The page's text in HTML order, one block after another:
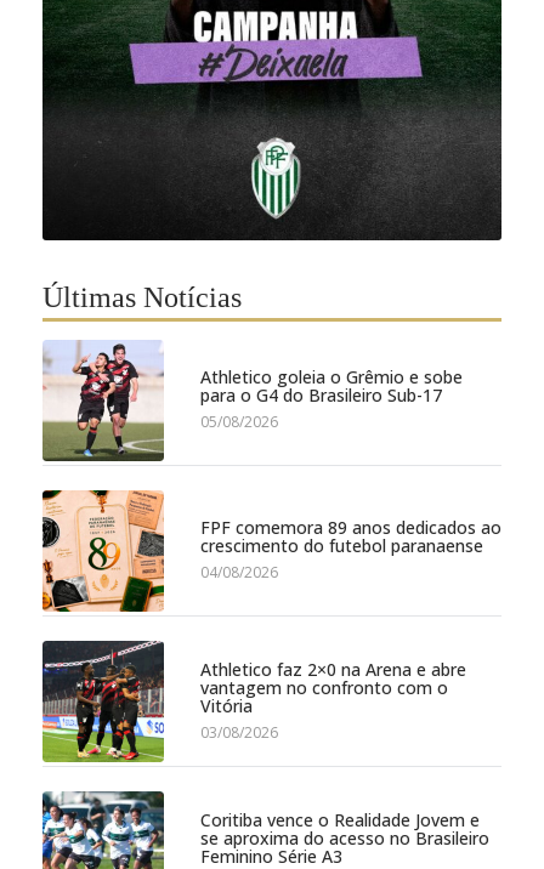
Últimas Notícias
Athletico goleia o Grêmio e sobe
para o G4 do Brasileiro Sub-17
05/08/2026
FPF comemora 89 anos dedicados ao
crescimento do futebol paranaense
04/08/2026
Athletico faz 2×0 na Arena e abre
vantagem no confronto com o
Vitória
03/08/2026
Coritiba vence o Realidade Jovem e
se aproxima do acesso no Brasileiro
Feminino Série A3